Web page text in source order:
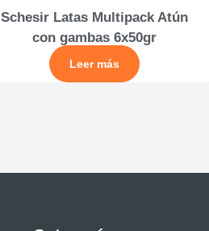
Schesir Latas Multipack Atún
con gambas 6x50gr
Leer más